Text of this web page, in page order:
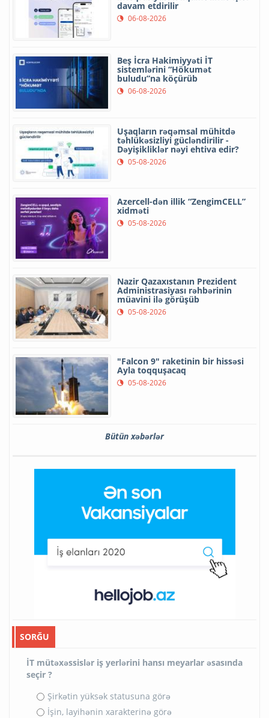
davam etdirilir
06-08-2026
Beş İcra Hakimiyyəti İT
sistemlərini “Hökumət
buludu”na köçürüb
06-08-2026
Uşaqların rəqəmsal mühitdə
təhlükəsizliyi gücləndirilir -
Dəyişikliklər nəyi ehtiva edir?
05-08-2026
Azercell-dən illik “ZengimCELL”
xidməti
05-08-2026
Nazir Qazaxıstanın Prezident
Administrasiyası rəhbərinin
müavini ilə görüşüb
05-08-2026
"Falcon 9" raketinin bir hissəsi
Ayla toqquşacaq
05-08-2026
Bütün xəbərlər
SORĞU
İT mütəxəssislər iş yerlərini hansı meyarlar əsasında
seçir ?
Şirkətin yüksək statusuna görə
İşin, layihənin xarakterinə görə